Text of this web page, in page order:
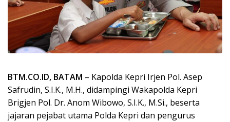
BTM.CO.ID, BATAM – Kapolda Kepri Irjen Pol. Asep
Safrudin, S.I.K., M.H., didampingi Wakapolda Kepri
Brigjen Pol. Dr. Anom Wibowo, S.I.K., M.Si., beserta
jajaran pejabat utama Polda Kepri dan pengurus